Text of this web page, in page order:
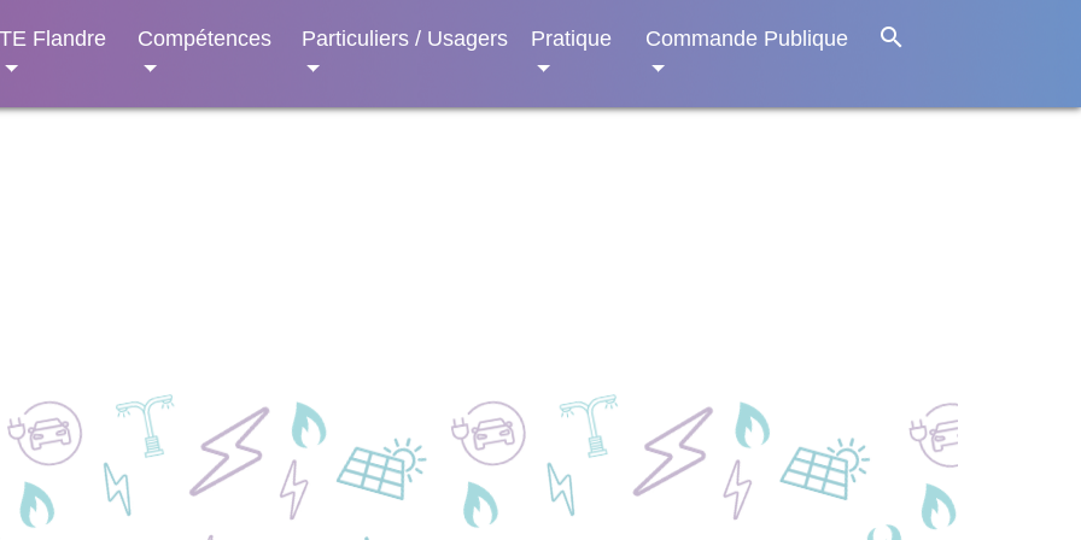
TE Flandre Compétences Particuliers / Usagers Pratique Commande Publique search